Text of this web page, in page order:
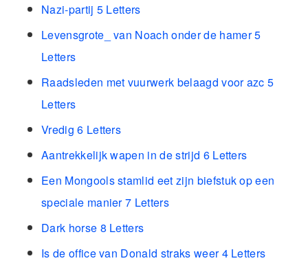
Nazi-partij 5 Letters
Levensgrote_ van Noach onder de hamer 5
Letters
Raadsleden met vuurwerk belaagd voor azc 5
Letters
Vredig 6 Letters
Aantrekkelijk wapen in de strijd 6 Letters
Een Mongools stamlid eet zijn biefstuk op een
speciale manier 7 Letters
Dark horse 8 Letters
Is de office van Donald straks weer 4 Letters